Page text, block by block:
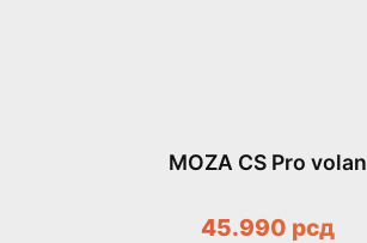
MOZA CS Pro volan
45.990 рсд